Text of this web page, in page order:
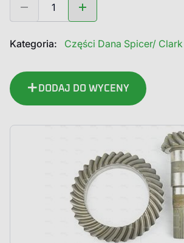
000.231152.A
Spicer
atakujący
koło
DODAJ DO WYCENY
Kategoria: Części Dana Spicer/